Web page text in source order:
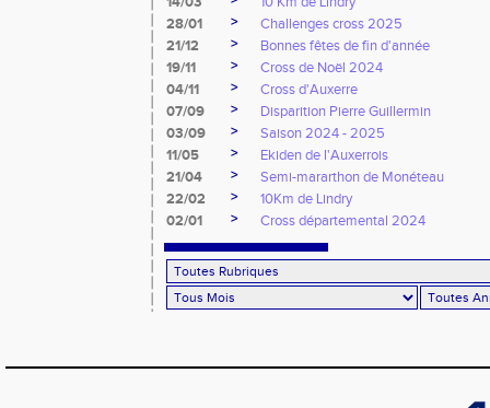
28/01
>
Challenges cross 2025
21/12
>
Bonnes fêtes de fin d'année
19/11
>
Cross de Noël 2024
04/11
>
Cross d'Auxerre
07/09
>
Disparition Pierre Guillermin
03/09
>
Saison 2024 - 2025
11/05
>
Ekiden de l'Auxerrois
21/04
>
Semi-mararthon de Monéteau
22/02
>
10Km de Lindry
02/01
> Cross départemental 2024